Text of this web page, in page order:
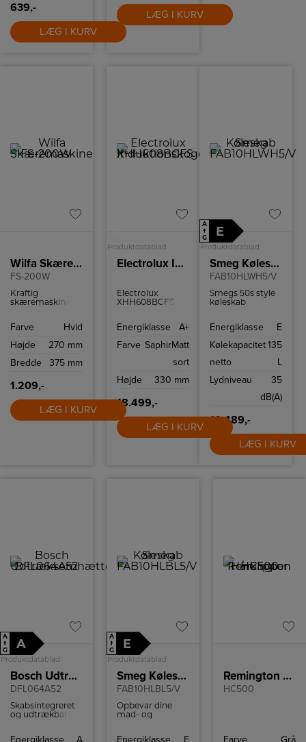
639,-
LÆG I KURV
LÆG I KURV
Wilfa Skæremaskine
FS-200W
Kraftig
skæremaskine
klippebredden
Farve
Hvid
Højde
270 mm
Bredde
375 mm
1.209,-
LÆG I KURV
Produktdatablad
Electrolux Induktionskogeplade XHH608BCFS
Electrolux
XHH608BCFS
induktionskogeplade
emhætte, præcis
varmekontrol og
zoner. Mat
automatisk
sugetilpasning
og let rengørlige
filtre giver
effektiv
Energiklasse
A+
Farve SaphirMatt
sort
Højde
330 mm
18.499,-
LÆG I KURV
A
↑
G
E
Produktdatablad
Smeg Køleskab
FAB10HLWH5/V
Smegs 50s style
køleskab
kølekapacitet og
teknologier som
og let afrimning.
venstrehængslet.
Energiklasse
E
Kølekapacitet
netto
135
L
Lydniveau
35
dB(A)
10.489,-
LÆG I KURV
A
↑
G
A
Produktdatablad
Bosch Udtræksemhætte
DFL064A52
Skabsintegreret
og udtrækbar
A
↑
G
E
Produktdatablad
Smeg Køleskab
FAB10HLBL5/V
Opbevar dine
mad- og
Remington Hårklipper
HC500